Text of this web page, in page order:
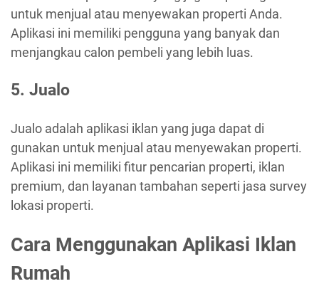
untuk menjual atau menyewakan properti Anda.
Aplikasi ini memiliki pengguna yang banyak dan
menjangkau calon pembeli yang lebih luas.
5. Jualo
Jualo adalah aplikasi iklan yang juga dapat di
gunakan untuk menjual atau menyewakan properti.
Aplikasi ini memiliki fitur pencarian properti, iklan
premium, dan layanan tambahan seperti jasa survey
lokasi properti.
Cara Menggunakan Aplikasi Iklan
Rumah